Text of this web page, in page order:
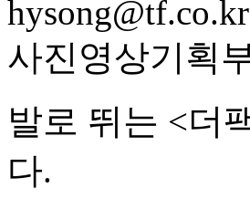
hysong@tf.co.kr
사진영상기획
발로 뛰는 <더
다.